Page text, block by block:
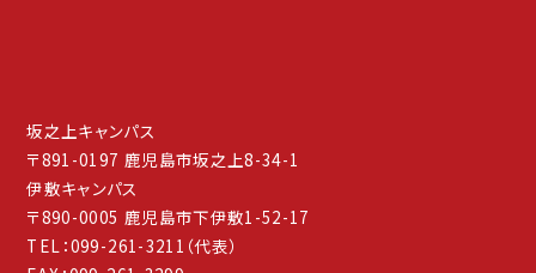
坂之上キャンパス
〒891-0197 鹿児島市坂之上8-34-1
伊敷キャンパス
〒890-0005 鹿児島市下伊敷1-52-17
TEL：099-261-3211（代表）